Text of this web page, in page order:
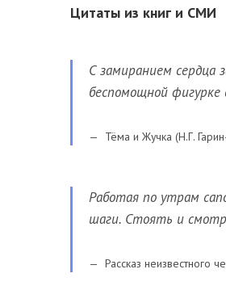
Цитаты из книг и СМИ
С замиранием сердца
беспомощной фигурке
Тёма и Жучка (Н.Г.
Работая по утрам
шаги. Стоять и
Рассказ неизвестного